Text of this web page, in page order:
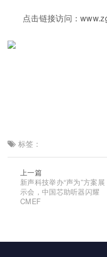
点击链接访问：
标签：
上一篇
新声科技举办“声为”方案展
示会，中国芯助听器闪耀
CMEF